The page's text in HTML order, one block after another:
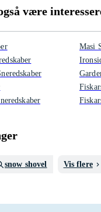
være
Masi
snow shovel Vis flere